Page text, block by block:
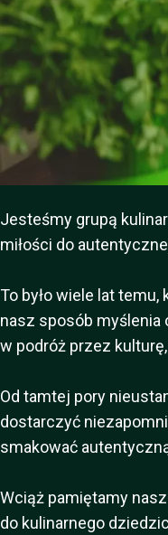
Jesteśmy grupą
miłości do
To było wiele lat
nasz sposób myślenia
w podróż przez
Od tamtej pory
dostarczyć
smakować
Wciąż pamiętamy
do kulinarnego